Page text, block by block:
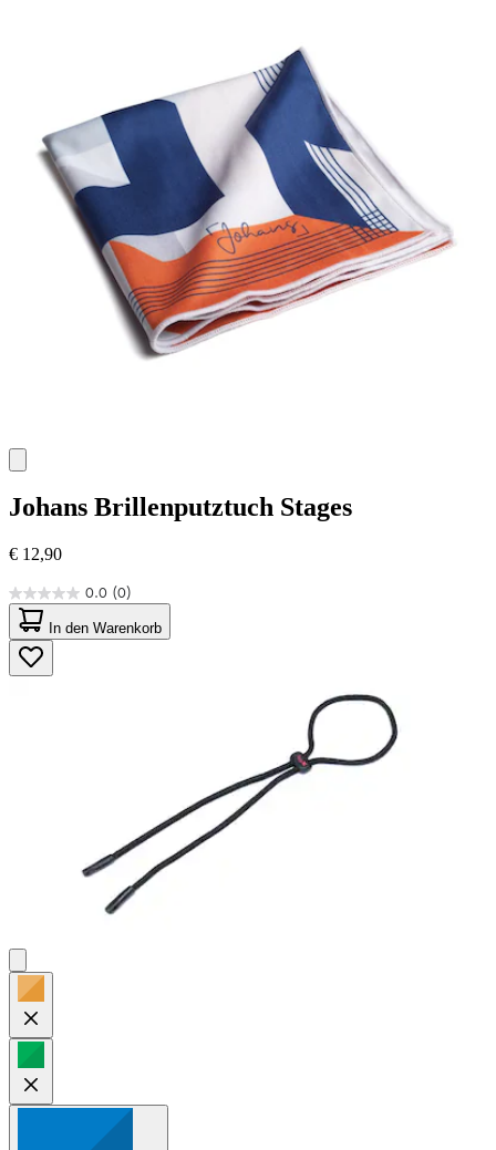
Johans Brillenputztuch Stages
€ 12,90
0.0 (0)
0.0
von
5
Sternen.
In den Warenkorb